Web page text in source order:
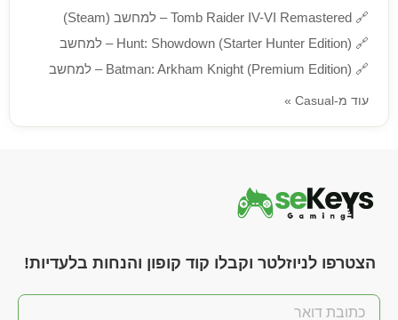
🔗 Tomb Raider IV-VI Remastered – למחשב (Steam)
🔗 Hunt: Showdown (Starter Hunter Edition) – למחשב
🔗 Batman: Arkham Knight (Premium Edition) – למחשב
עוד מ-Casual »
הצטרפו לניוזלטר וקבלו קוד קופון והנחות בלעדיות!